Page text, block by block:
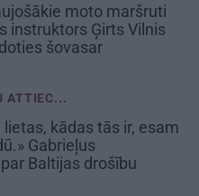
moto maršruti
instruktors Ģirts Vilnis
šovasar
ATTIEC...
kādas tās ir, esam
Gabrieļus
Baltijas drošību